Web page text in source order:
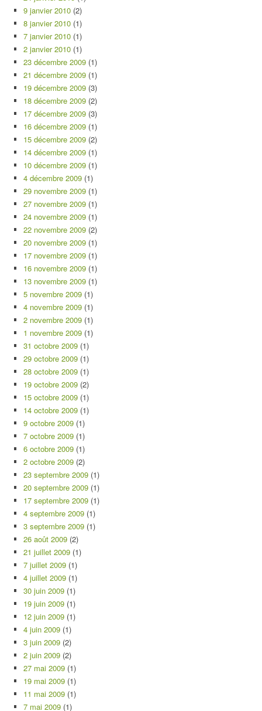
9 janvier 2010 (2)
8 janvier 2010 (1)
7 janvier 2010 (1)
2 janvier 2010 (1)
23 décembre 2009 (1)
21 décembre 2009 (1)
19 décembre 2009 (3)
18 décembre 2009 (2)
17 décembre 2009 (3)
16 décembre 2009 (1)
15 décembre 2009 (2)
14 décembre 2009 (1)
10 décembre 2009 (1)
4 décembre 2009 (1)
29 novembre 2009 (1)
27 novembre 2009 (1)
24 novembre 2009 (1)
22 novembre 2009 (2)
20 novembre 2009 (1)
17 novembre 2009 (1)
16 novembre 2009 (1)
13 novembre 2009 (1)
5 novembre 2009 (1)
4 novembre 2009 (1)
2 novembre 2009 (1)
1 novembre 2009 (1)
31 octobre 2009 (1)
29 octobre 2009 (1)
28 octobre 2009 (1)
19 octobre 2009 (2)
15 octobre 2009 (1)
14 octobre 2009 (1)
9 octobre 2009 (1)
7 octobre 2009 (1)
6 octobre 2009 (1)
2 octobre 2009 (2)
23 septembre 2009 (1)
20 septembre 2009 (1)
17 septembre 2009 (1)
4 septembre 2009 (1)
3 septembre 2009 (1)
26 août 2009 (2)
21 juillet 2009 (1)
7 juillet 2009 (1)
4 juillet 2009 (1)
30 juin 2009 (1)
19 juin 2009 (1)
12 juin 2009 (1)
4 juin 2009 (1)
3 juin 2009 (2)
2 juin 2009 (2)
27 mai 2009 (1)
19 mai 2009 (1)
11 mai 2009 (1)
7 mai 2009 (1)